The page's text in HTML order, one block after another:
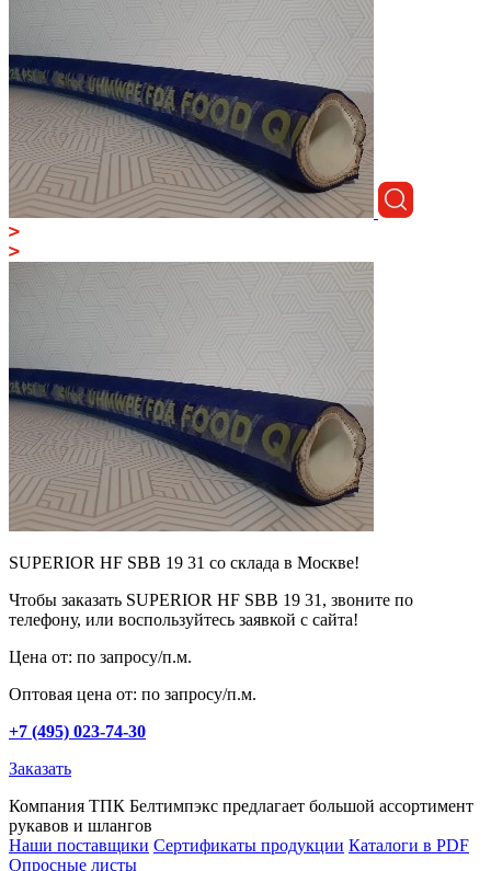
SUPERIOR HF SBB 19 31 со склада в Москве!
Чтобы заказать SUPERIOR HF SBB 19 31, звоните по
телефону, или воспользуйтесь заявкой с сайта!
Цена от: по запросу/п.м.
Оптовая цена от: по запросу/п.м.
+7 (495) 023-74-30
Заказать
Компания ТПК Белтимпэкс предлагает большой ассортимент
рукавов и шлангов
Наши поставщики Сертификаты продукции Каталоги в PDF
Опросные листы